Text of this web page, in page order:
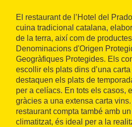
El restaurant de l’Hotel del
cuina tradicional catalana,
de la terra, així com de
Denominacions d'Origen
Geogràfiques Protegides. Els
escollir els plats dins d’una
destaquen els plats de
per a celíacs. En tots els casos,
gràcies a una extensa carta vins.
restaurant compta també amb
climatitzat, és ideal per a la